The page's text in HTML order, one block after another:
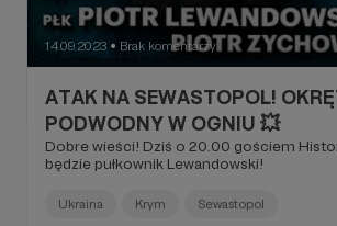
14.09.2023 ● Brak komentarzy
ATAK NA SEWASTOPOL!
PODWODNY W OGNIU 💥
Dobre wieści! Dziś o 20.00 gościem
będzie pułkownik Lewandowski!
Ukraina Krym Sewastopol